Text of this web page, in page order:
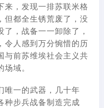
来，发现一排苏联米格
但都全生锈荒废了，没
，战备一一卸除了，
令人感到万分惋惜的历
与前苏维埃社会主义共
域。
唯一的武器，几十年
种步兵战备制造完成